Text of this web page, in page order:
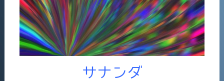
サナンダ